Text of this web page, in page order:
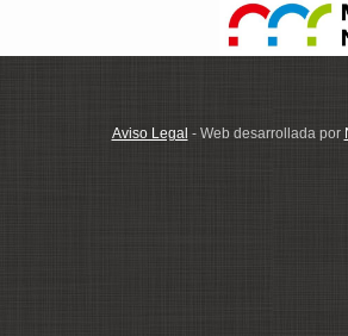
Aviso Legal - Web desarrollada por